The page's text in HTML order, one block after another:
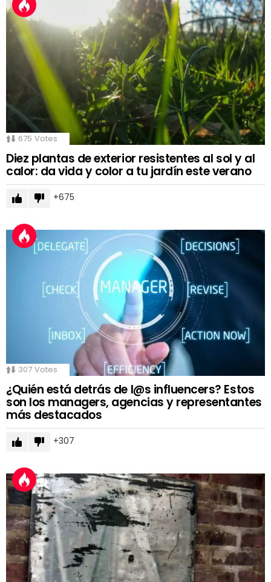
675 Votes
Diez plantas de exterior resistentes al sol y al
calor: da vida y color a tu jardín este verano
675
307 Votes
¿Quién está detrás de l@s influencers? Estos
son los managers, agencias y representantes
más destacados
307